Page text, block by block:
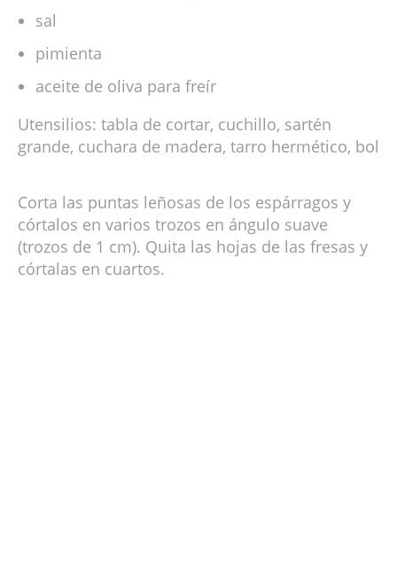
sal
pimienta
aceite de oliva para freír
Utensilios: tabla de cortar, cuchillo, sartén
grande, cuchara de madera, tarro hermético, bol
Corta las puntas leñosas de los espárragos y
córtalos en varios trozos en ángulo suave
(trozos de 1 cm). Quita las hojas de las fresas y
córtalas en cuartos.